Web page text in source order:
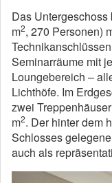
Das
m2, 270 Personen)
Seminarräume mit
Loungebereich –
Lichthöfe. Im
zwei
m2. Der hinter dem
Schlosses
auch als